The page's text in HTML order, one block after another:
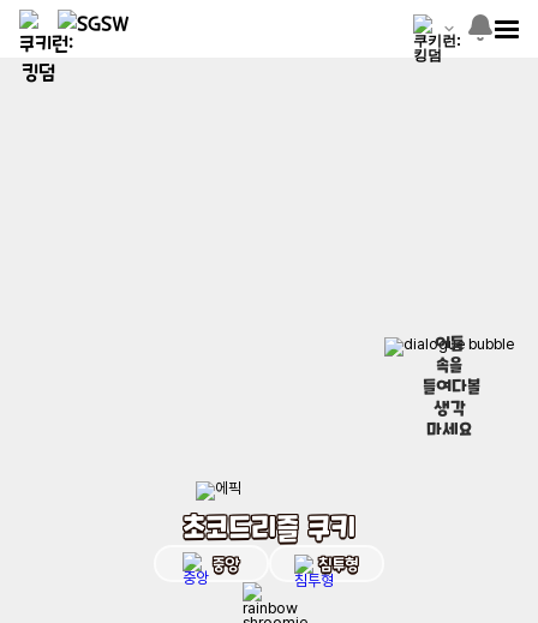
어둠
속을
들여다볼
생각
마세요
초코드리즐 쿠키
중앙 침투형